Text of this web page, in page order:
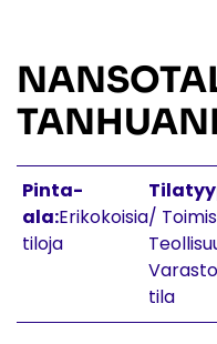
Pinta-
ala:Erikokoisia
tiloja
/
tila